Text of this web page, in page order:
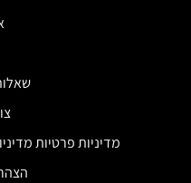
מדיניות פרטיות